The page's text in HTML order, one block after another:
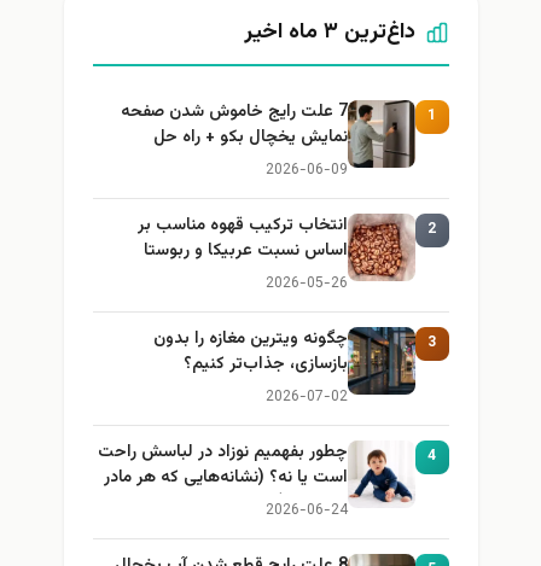
داغ‌ترین ۳ ماه اخیر
1
7 علت رایج خاموش شدن صفحه
نمایش یخچال بکو + راه حل
2026-06-09
2
انتخاب ترکیب قهوه مناسب بر
اساس نسبت عربیکا و ربوستا
2026-05-26
3
چگونه ویترین مغازه را بدون
بازسازی، جذاب‌تر کنیم؟
2026-07-02
4
چطور بفهمیم نوزاد در لباسش راحت
است یا نه؟ (نشانه‌هایی که هر مادر
باید بداند)
2026-06-24